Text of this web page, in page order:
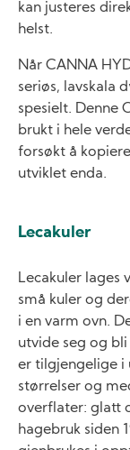
kan justeres
helst.
Når CANNA
seriøs, lavskala
spesielt. Denne
brukt i hele
forsøkt å
utviklet enda.
Lecakuler
Lecakuler lages
små kuler og
i en varm ovn.
utvide seg og
er tilgjengelige i
størrelser og
overflater: glatt
hagebruk siden